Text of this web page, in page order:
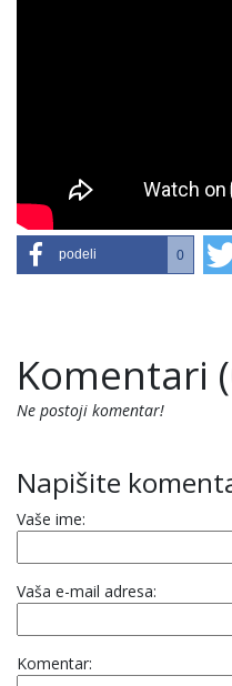
podeli 0
Komentari
Ne postoji komentar!
Napišite
Vaše ime:
Vaša e-mail adresa:
Komentar: